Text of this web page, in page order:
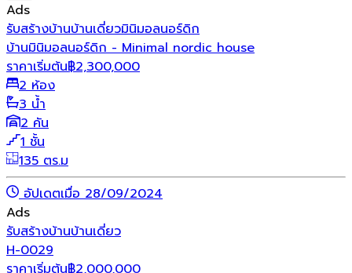
Ads
รับสร้างบ้านบ้านเดี่ยวมินิมอลนอร์ดิก
บ้านมินิมอลนอร์ดิก - Minimal nordic house
ราคาเริ่มต้น฿2,300,000
2 ห้อง
3 น้ำ
2 คัน
1 ชั้น
135 ตร.ม
อัปเดตเมื่อ 28/09/2024
Ads
รับสร้างบ้านบ้านเดี่ยว
H-0029